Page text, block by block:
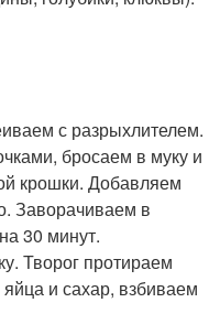
с разрыхлителем.
бросаем в муку и
крошки. Добавляем
Заворачиваем в
30 минут.
Творог протираем
и сахар, взбиваем